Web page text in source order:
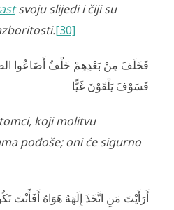
svoju slijedi i čiji su
[30]
فَخَلَفَ مِنْ بَعْدِهِمْ خَلْفٌ أَضَاعُوا
فَسَوْفَ يَلْقَوْنَ غَيًّا
koji molitvu
pođoše; oni će sigurno
أَرَأَيْتَ مَنِ اتَّخَذَ إِلَهَهُ هَوَاهُ أَفَأَنْتَ